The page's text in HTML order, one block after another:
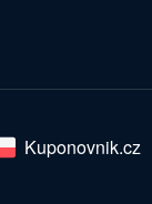
Kuponovnik.cz